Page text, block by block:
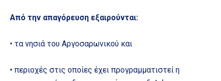
Από την απαγόρευση εξαιρούνται:
• τα νησιά του Αργοσαρωνικού και
• περιοχές στις οποίες έχει προγραμματιστεί η